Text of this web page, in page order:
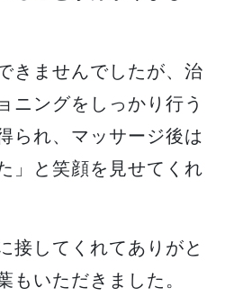
きませんでしたが、治
ニングをしっかり行う
られ、マッサージ後は
」と笑顔を見せてくれ
接してくれてありがと
もいただきました。